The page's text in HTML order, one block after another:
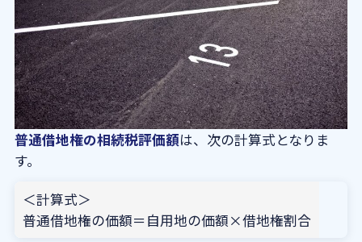
普通借地権の相続税評価額は、次の計算式となりま
す。
＜計算式＞
普通借地権の価額＝自用地の価額×借地権割合